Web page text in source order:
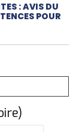
: AVIS DU
POUR